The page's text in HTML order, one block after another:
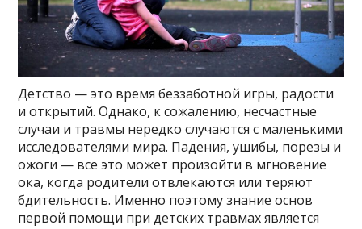
Детство — это время беззаботной игры, радости
и открытий. Однако, к сожалению, несчастные
случаи и травмы нередко случаются с маленькими
исследователями мира. Падения, ушибы, порезы и
ожоги — все это может произойти в мгновение
ока, когда родители отвлекаются или теряют
бдительность. Именно поэтому знание основ
первой помощи при детских травмах является